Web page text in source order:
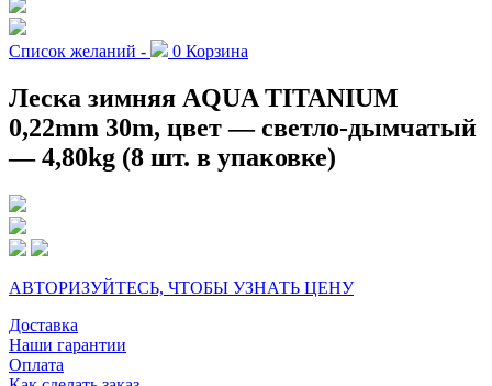
Список желаний - 0 Корзина
Леска зимняя AQUA TITANIUM
0,22mm 30m, цвет — светло-дымчатый
— 4,80kg (8 шт. в упаковке)
АВТОРИЗУЙТЕСЬ, ЧТОБЫ УЗНАТЬ ЦЕНУ
Доставка
Наши гарантии
Оплата